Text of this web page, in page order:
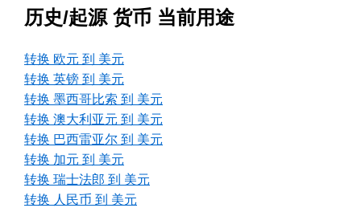
历史/起源 货币 当前用途
转换 欧元 到 美元
转换 英镑 到 美元
转换 墨西哥比索 到 美元
转换 澳大利亚元 到 美元
转换 巴西雷亚尔 到 美元
转换 加元 到 美元
转换 瑞士法郎 到 美元
转换 人民币 到 美元